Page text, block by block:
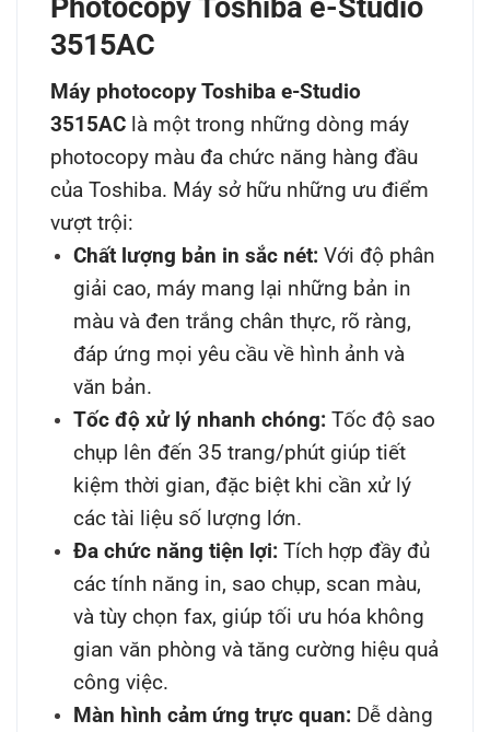
Photocopy Toshiba e-Studio
3515AC
Máy photocopy Toshiba e-Studio
3515AC là một trong những dòng máy
photocopy màu đa chức năng hàng đầu
của Toshiba. Máy sở hữu những ưu điểm
vượt trội:
Chất lượng bản in sắc nét: Với độ phân
giải cao, máy mang lại những bản in
màu và đen trắng chân thực, rõ ràng,
đáp ứng mọi yêu cầu về hình ảnh và
văn bản.
Tốc độ xử lý nhanh chóng: Tốc độ sao
chụp lên đến 35 trang/phút giúp tiết
kiệm thời gian, đặc biệt khi cần xử lý
các tài liệu số lượng lớn.
Đa chức năng tiện lợi: Tích hợp đầy đủ
các tính năng in, sao chụp, scan màu,
và tùy chọn fax, giúp tối ưu hóa không
gian văn phòng và tăng cường hiệu quả
công việc.
Màn hình cảm ứng trực quan: Dễ dàng